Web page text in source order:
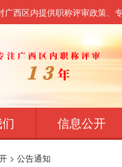
西区内提供职称评审政策、
信息公开
> 公告通知